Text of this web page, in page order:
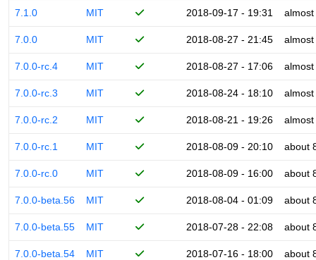
7.1.0 MIT 2018-09-17 - 19:31
7.0.0 MIT 2018-08-27 - 21:45
7.0.0-rc.4 MIT 2018-08-27 - 17:06
7.0.0-rc.3 MIT 2018-08-24 - 18:10
7.0.0-rc.2 MIT 2018-08-21 - 19:26
7.0.0-rc.1 MIT 2018-08-09 - 20:10 about
7.0.0-rc.0 MIT 2018-08-09 - 16:00 about
7.0.0-beta.56 MIT 2018-08-04 - 01:09 about
7.0.0-beta.55 MIT 2018-07-28 - 22:08 about
7.0.0-beta.54 MIT 2018-07-16 - 18:00 about